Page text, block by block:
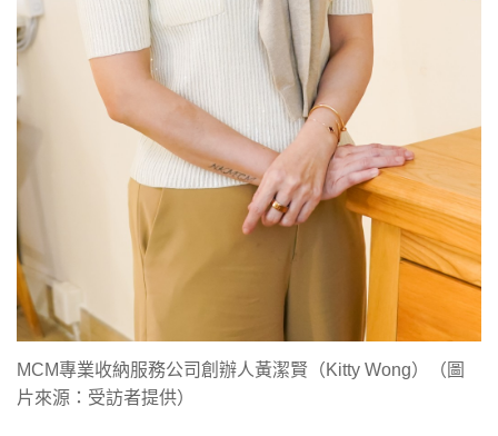
MCM專業收納服務公司創辦人黃潔賢（Kitty Wong）（圖
片來源：受訪者提供）